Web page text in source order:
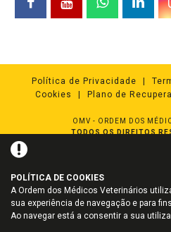
POLÍTICA DE COOKIES
A Ordem dos Médicos Veterinários
sua experiência de navegação e para
Ao navegar está a consentir a sua
Política de Privacidade
Cookies
Plano de
OMV - ORDEM DOS
TODOS OS DIREITOS